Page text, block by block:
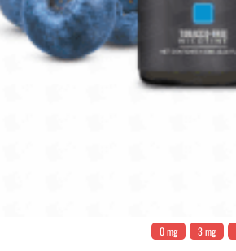
0 mg 3 mg